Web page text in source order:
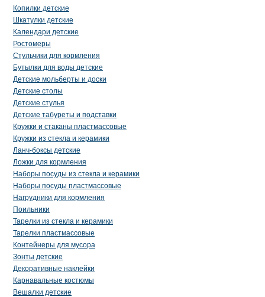
Копилки детские
Шкатулки детские
Календари детские
Ростомеры
Стульчики для кормления
Бутылки для воды детские
Детские мольберты и доски
Детские столы
Детские стулья
Детские табуреты и подставки
Кружки и стаканы пластмассовые
Кружки из стекла и керамики
Ланч-боксы детские
Ложки для кормления
Наборы посуды из стекла и керамики
Наборы посуды пластмассовые
Нагрудники для кормления
Поильники
Тарелки из стекла и керамики
Тарелки пластмассовые
Контейнеры для мусора
Зонты детские
Декоративные наклейки
Карнавальные костюмы
Вешалки детские